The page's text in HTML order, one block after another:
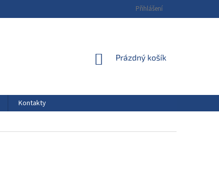
Přihlášení
NÁKUPNÍ
Prázdný košík
Kontakty